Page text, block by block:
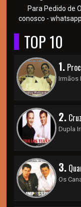
Para Pedido de
conosco -
TOP 10
1.
Irmãos
2.
Dupla
3.
Os